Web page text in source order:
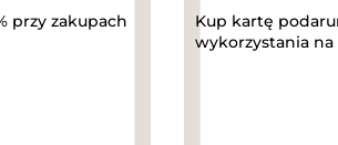
przy zakupach
Kup kartę
wykorzystania